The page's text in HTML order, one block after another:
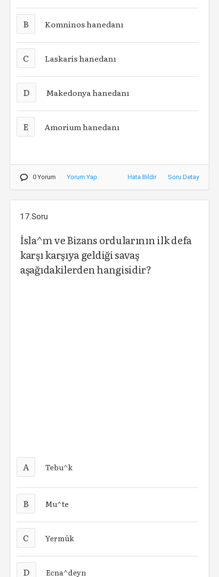
B Komninos hanedanı
C Laskaris hanedanı
D Makedonya hanedanı
E Amorium hanedanı
0 Yorum Yorum Yap Hata Bildir Soru Detay
17.Soru
İsla^m ve Bizans ordularının ilk defa
karşı karşıya geldiği savaş
aşağıdakilerden hangisidir?
A Tebu^k
B Mu^te
C Yermük
D Ecna^deyn